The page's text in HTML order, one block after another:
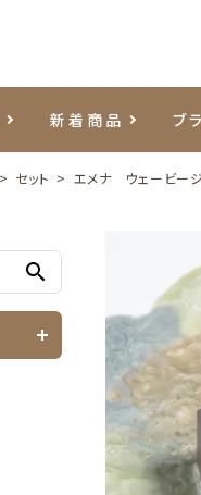
新着商品 ブ
プリア
テラコ
マグネ
シーナ
ピンセ
LEDラ
パウダ
セット エメナ ウェービージ
search